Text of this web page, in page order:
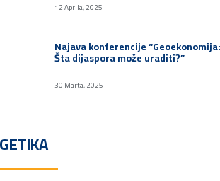
12 Aprila, 2025
Najava konferencije “Geoekonomija:
Šta dijaspora može uraditi?”
30 Marta, 2025